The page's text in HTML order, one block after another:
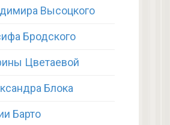
Высоцкого
Бродского
Цветаевой
Блока
Барто